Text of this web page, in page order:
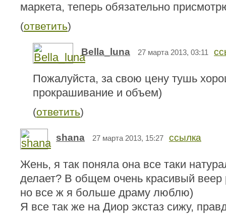
маркета, теперь обязательно
(ответить)
Bella_luna 27 марта 2013, 03:11
Пожалуйста, за свою цену тушь
прокрашивание и объем)
(ответить)
shana 27 марта 2013, 15:27 ссылка
Жень, я так поняла она все таки
делает? В общем очень красивый веер
но все ж я больше драму люблю)
Я все так же на Диор экстаз сижу,